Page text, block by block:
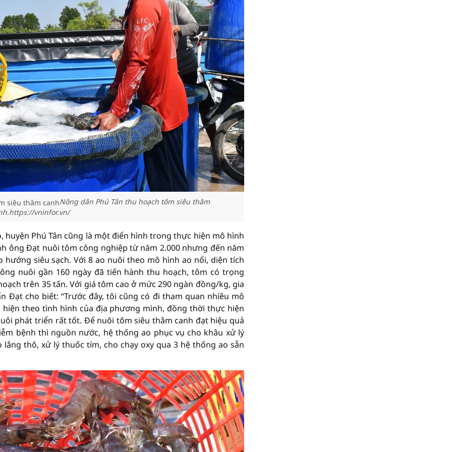
Nông dân Phú Tân thu hoạch tôm siêu thâm
vninfor.vn/
huyện Phú Tân cũng là một điển hình trong thực hiện mô hình
ông Đạt nuôi tôm công nghiệp từ năm 2.000 nhưng đến năm
siêu sạch. Với 8 ao nuôi theo mô hình ao nổi, diện tích
nuôi gần 160 ngày đã tiến hành thu hoạch, tôm có trọng
trên 35 tấn. Với giá tôm cao ở mức 290 ngàn đồng/kg, gia
Đạt cho biết: “Trước đây, tôi cũng có đi tham quan nhiều mô
theo tình hình của địa phương mình, đồng thời thực hiện
phát triển rất tốt. Để nuôi tôm siêu thâm canh đạt hiệu quả
bệnh thì nguồn nước, hệ thống ao phục vụ cho khâu xử lý
thô, xử lý thuốc tím, cho chạy oxy qua 3 hệ thống ao sẵn